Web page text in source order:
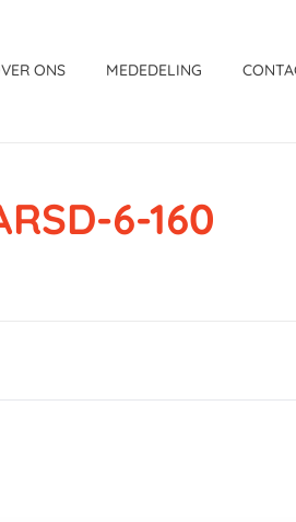
ONS MEDEDELING
6-160